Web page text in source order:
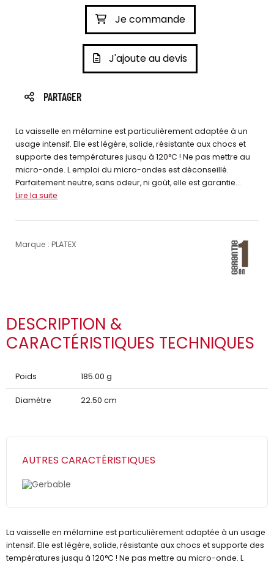
Je commande
J'ajoute au devis
PARTAGER
La vaisselle en mélamine est particulièrement adaptée à un
usage intensif. Elle est légère, solide, résistante aux chocs et
supporte des températures jusqu à 120°C ! Ne pas mettre au
micro-onde. L emploi du micro-ondes est déconseillé.
Parfaitement neutre, sans odeur, ni goût, elle est garantie...
Lire la suite
Marque : PLATEX
DESCRIPTION &
CARACTÉRISTIQUES TECHNIQUES
Poids 185.00 g
Diamètre 22.50 cm
AUTRES CARACTÉRISTIQUES
Gerbable
La vaisselle en mélamine est particulièrement adaptée à un usage
intensif. Elle est légère, solide, résistante aux chocs et supporte des
températures jusqu à 120°C ! Ne pas mettre au micro-onde. L